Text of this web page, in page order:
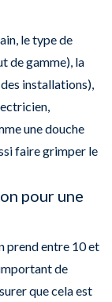
le type de
de gamme), la
installations),
une douche
faire grimper le
pour une
prend entre 10 et
de
que cela est